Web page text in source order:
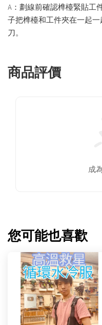
A：劃線前確認榫檯緊貼工
子把榫檯和工件夾在一起
刀。
商品評價
成
您可能也喜歡